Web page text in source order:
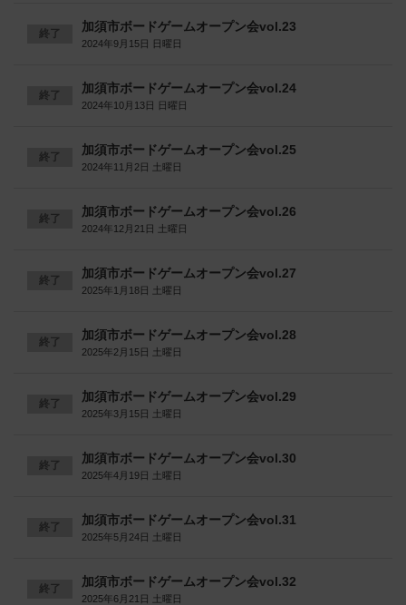
終了 加須市ボードゲームオープン会vol.23
2024年9月15日 日曜日
終了 加須市ボードゲームオープン会vol.24
2024年10月13日 日曜日
終了 加須市ボードゲームオープン会vol.25
2024年11月2日 土曜日
終了 加須市ボードゲームオープン会vol.26
2024年12月21日 土曜日
終了 加須市ボードゲームオープン会vol.27
2025年1月18日 土曜日
終了 加須市ボードゲームオープン会vol.28
2025年2月15日 土曜日
終了 加須市ボードゲームオープン会vol.29
2025年3月15日 土曜日
終了 加須市ボードゲームオープン会vol.30
2025年4月19日 土曜日
終了 加須市ボードゲームオープン会vol.31
2025年5月24日 土曜日
終了 加須市ボードゲームオープン会vol.32
2025年6月21日 土曜日